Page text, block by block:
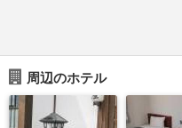
周辺のホテル